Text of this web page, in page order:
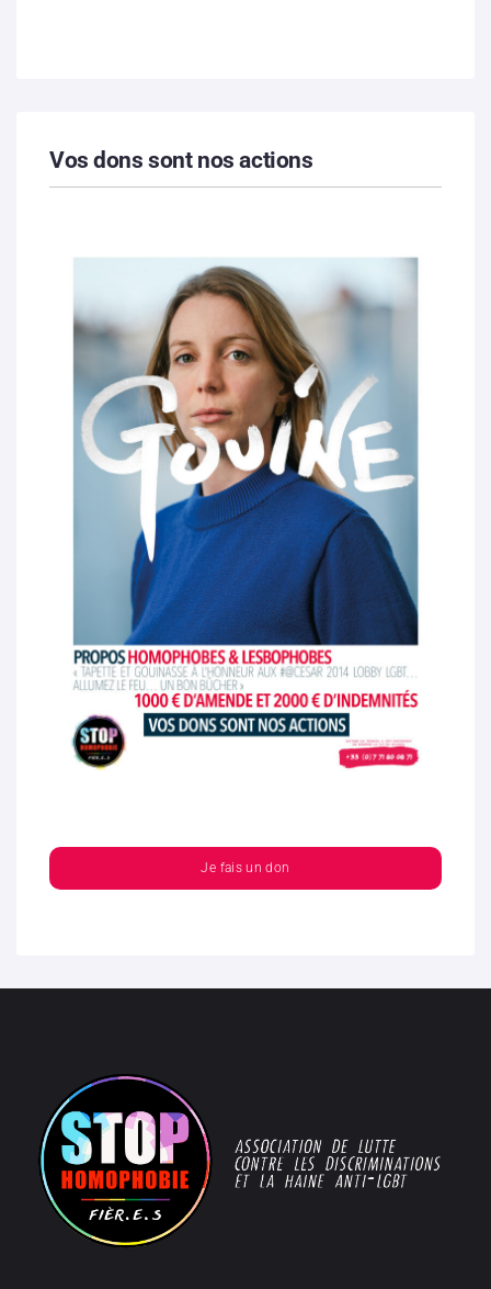
Vos dons sont nos actions
Je fais un don